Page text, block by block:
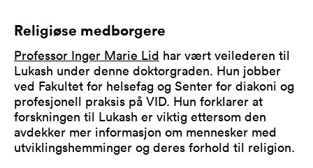
Religiøse medborgere
Professor Inger Marie Lid har vært veilederen til
Lukash under denne doktorgraden. Hun jobber
ved Fakultet for helsefag og Senter for diakoni og
profesjonell praksis på VID. Hun forklarer at
forskningen til Lukash er viktig ettersom den
avdekker mer informasjon om mennesker med
utviklingshemminger og deres forhold til religion.